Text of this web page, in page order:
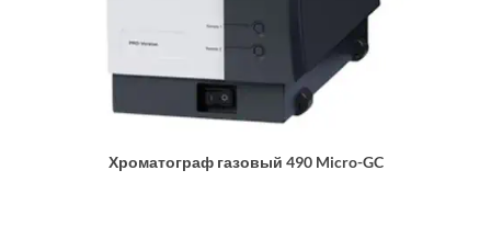
Хроматограф газовый 490 Micro-GC